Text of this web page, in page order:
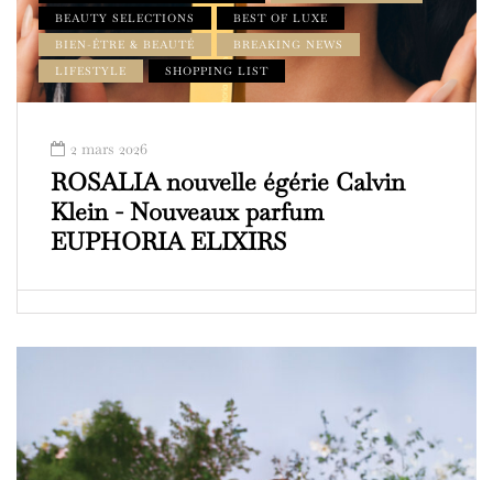
BEAUTY SELECTIONS
BEST OF LUXE
BIEN-ÊTRE & BEAUTÉ
BREAKING NEWS
LIFESTYLE
SHOPPING LIST
2 mars 2026
ROSALIA nouvelle égérie Calvin
Klein - Nouveaux parfum
EUPHORIA ELIXIRS